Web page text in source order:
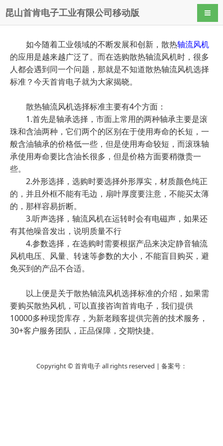
昆山首肯电子工业有限公司移动版 导航
如今随着工业领域的不断发展和创新，散热轴流风机
的应用是越来越广泛了。而在选购散热轴流风机时，很多
人都会遇到同一个问题，那就是不知道散热轴流风机选择
标准？今天首肯电子就为大家揭晓。
散热轴流风机选择标准主要有4个方面：
1.首先是轴承选择，市面上常用的两种轴承主要是滚
珠和含油两种，它们两个的区别在于使用寿命的长短，一
般含油轴承的价格低一些，但是使用寿命较短，而滚珠轴
承使用寿命要比含油长很多，但是价格方面要稍微贵一
些。
2.外形选择，选购时要选择外形厚实，材质颜色纯正
的，并且外框不能有毛边，扇叶厚度要注意，不能买太薄
的，那样容易折断。
3.听声选择，轴流风机在运转时会有电磁声，如果还
有其他噪音发出，说明质量不行
4.参数选择，在选购时需要根据产品来决定静音轴流
风机电压、风量、转速等参数的大小，不能盲目购买，避
免买到的产品不合适。
以上便是关于散热轴流风机选择标准的介绍，如果需
要购买散热风机，可以直接咨询首肯电子，我们提供
10000多种现货库存，为新老顾客提供完善的技术服务，
30+客户服务团队，正品保障，交期快捷。
Copyright © 首肯电子 all rights reserved | 备案号：